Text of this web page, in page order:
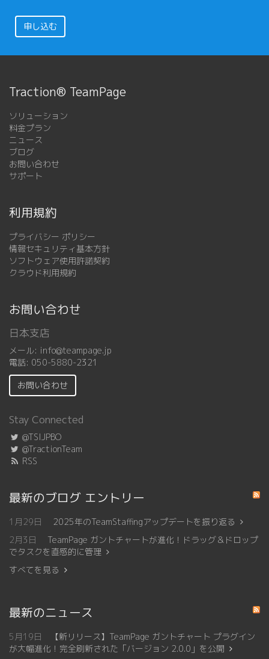
申し込む
Traction® TeamPage
ソリューション
料金プラン
ニュース
ブログ
お問い合わせ
サポート
利用規約
プライバシー ポリシー
情報セキュリティ基本方針
ソフトウェア使用許諾契約
クラウド利用規約
お問い合わせ
日本支店
メール: info@teampage.jp
電話: 050-5880-2321
お問い合わせ
Stay Connected
@TSIJPBO
@TractionTeam
RSS
最新のブログ エントリー
1月29日
2025年のTeamStaffingアップデートを振り返る
2月3日
TeamPage ガントチャートが進化！ドラッグ＆ドロップ
でタスクを直感的に管理
すべてを見る
最新のニュース
5月19日
【新リリース】TeamPage ガントチャート プラグイン
が大幅進化！完全刷新された「バージョン 2.0.0」を公開